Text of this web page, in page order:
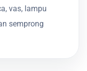
vas, lampu
semprong